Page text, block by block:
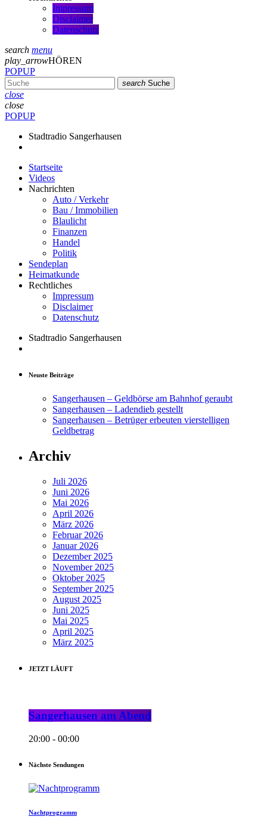
Impressum
Disclaimer
Datenschutz
search menu
play_arrowHÖREN
POPUP
search Suche
close
close
POPUP
Stadtradio Sangerhausen
Startseite
Videos
Nachrichten
Auto / Verkehr
Bau / Immobilien
Blaulicht
Finanzen
Handel
Politik
Sendeplan
Heimatkunde
Rechtliches
Impressum
Disclaimer
Datenschutz
Stadtradio Sangerhausen
Neuste Beiträge
Sangerhausen – Geldbörse am Bahnhof geraubt
Sangerhausen – Ladendieb gestellt
Sangerhausen – Betrüger erbeuten vierstelligen
Geldbetrag
Archiv
Juli 2026
Juni 2026
Mai 2026
April 2026
März 2026
Februar 2026
Januar 2026
Dezember 2025
November 2025
Oktober 2025
September 2025
August 2025
Juni 2025
Mai 2025
April 2025
März 2025
JETZT LÄUFT
Sangerhausen am Abend
20:00 - 00:00
Nächste Sendungen
Nachtprogramm